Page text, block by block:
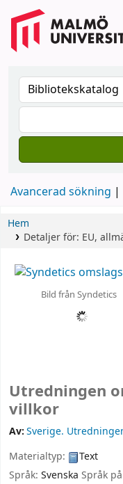
Avancerad sökning
Hem
Detaljer för: EU,
Bild från Syndetics
Utredningen
villkor
Av:Sverige.
Materialtyp:
Text
Språk: Svenska Språk